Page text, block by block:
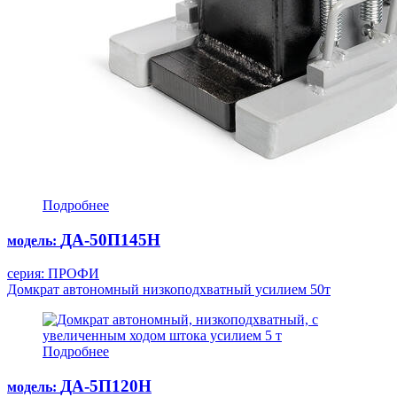
Подробнее
модель: ДА-50П145Н
серия: ПРОФИ
Домкрат автономный низкоподхватный усилием 50т
Подробнее
модель: ДА-5П120Н